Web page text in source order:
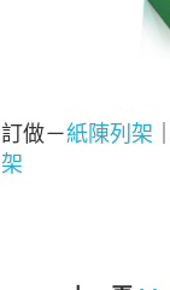
訂做－紙陳列架
架